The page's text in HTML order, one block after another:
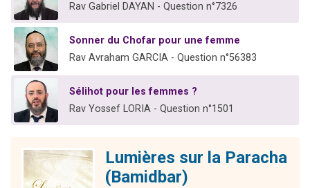
Rav Gabriel DAYAN - Question n°7326
Sonner du Chofar pour une femme
Rav Avraham GARCIA - Question n°56383
Sélihot pour les femmes ?
Rav Yossef LORIA - Question n°1501
Lumières sur la Paracha
(Bamidbar)